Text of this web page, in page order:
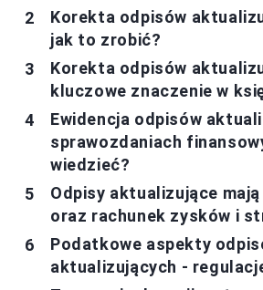
Korekta odpisów
jak to zrobić?
Korekta odpisów
kluczowe znaczenie w
Ewidencja odpisów
sprawozdaniach
wiedzieć?
Odpisy aktualizujące mają
oraz rachunek zysków i
Podatkowe aspekty
aktualizujących -